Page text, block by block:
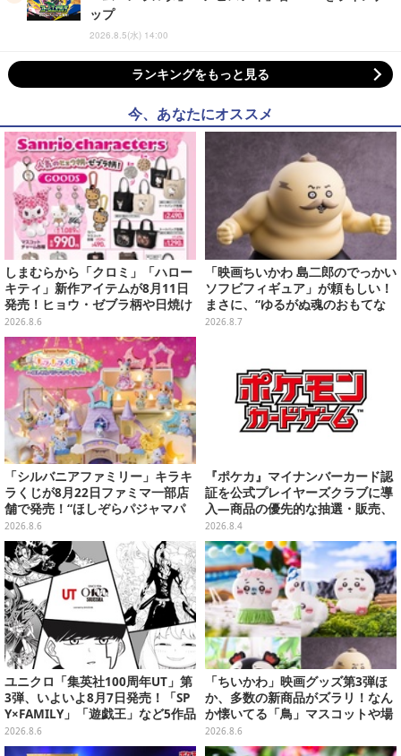
ップ
2026.8.5(水) 14:00
ランキングをもっと見る
今、あなたにオススメ
しまむらから「クロミ」「ハロー
キティ」新作アイテムが8月11日
発売！ヒョウ・ゼブラ柄や日焼け
デザインの可愛い雑貨・アパレル
など多数
2026.8.6
「映画ちいかわ 島二郎のでっかい
ソフビフィギュア」が頼もしい！
まさに、“ゆるがぬ魂のおもてな
し”
2026.8.7
「シルバニアファミリー」キラキ
ラくじが8月22日ファミマ一部店
舗で発売！“ほしぞらパジャマパ
ーティ”をテーマに、お人形や建
物がラインナップ
2026.8.6
『ポケカ』マイナンバーカード認
証を公式プレイヤーズクラブに導
入―商品の優先的な抽選・販売、
公式大会への参加申し込みに活用
2026.8.4
ユニクロ「集英社100周年UT」第
3弾、いよいよ8月7日発売！「SP
Y×FAMILY」「遊戯王」など5作品
をデザイン
2026.8.6
「ちいかわ」映画グッズ第3弾ほ
か、多数の新商品がズラリ！なん
か懐いてる「鳥」マスコットや場
面写アイテムなど必見のラインナ
ップ
2026.8.6